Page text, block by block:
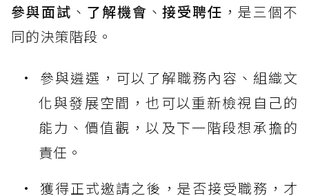
參與面試 、 了解機會 、接受聘任 ，是三個不
同的決策階段。
參與遴選，可以了解職務內容、組織文
化與發展空間，也可以重新檢視自己的
能力、價值觀，以及下一階段想承擔的
責任。
獲得正式邀請之後，是否接受職務，才